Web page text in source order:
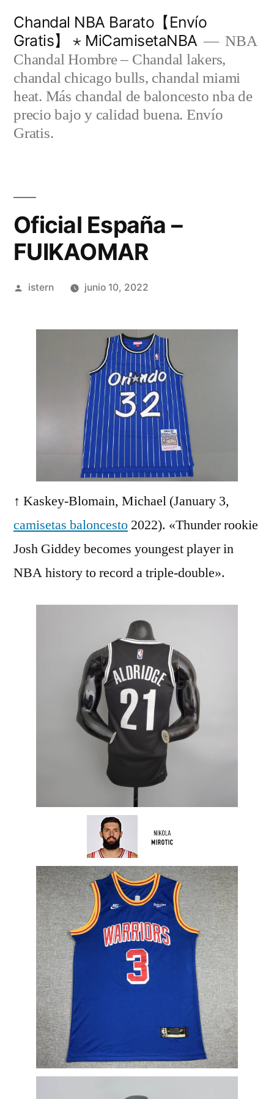
contenido
Chandal NBA Barato【Envío
Gratis】 ⋆ MiCamisetaNBA
NBA
Chandal Hombre – Chandal lakers,
chandal chicago bulls, chandal miami
heat. Más chandal de baloncesto nba de
precio bajo y calidad buena. Envío
Gratis.
Oficial España –
FUIKAOMAR
Publicado
istern junio 10, 2022
↑ Kaskey-Blomain, Michael (January 3,
camisetas baloncesto 2022). «Thunder rookie
Josh Giddey becomes youngest player in
NBA history to record a triple-double».